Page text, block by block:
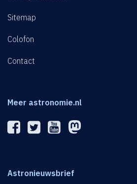
Sitemap
Colofon
Contact
Meer astronomie.nl
Astronieuwsbrief